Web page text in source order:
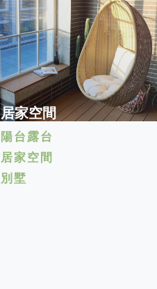
居家空間
陽台露台
居家空間
別墅